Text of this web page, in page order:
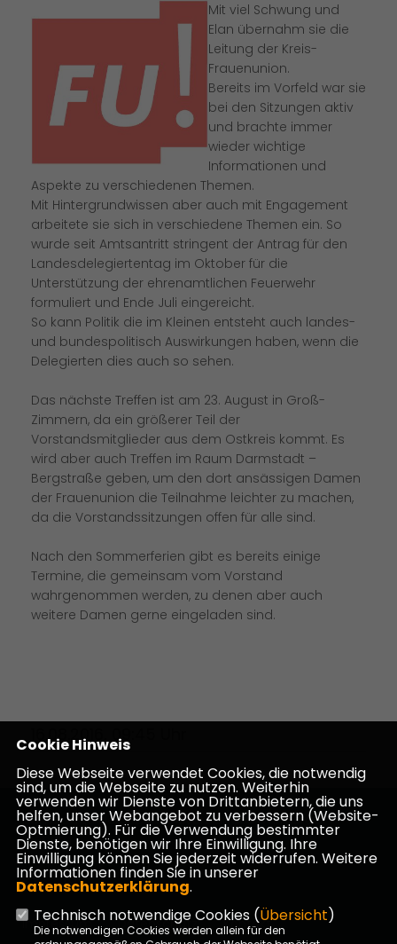
Mit viel Schwung und
Elan übernahm sie die
Leitung der Kreis-
Frauenunion.
Bereits im Vorfeld war sie
bei den Sitzungen aktiv
und brachte immer
wieder wichtige
Informationen und
Aspekte zu verschiedenen Themen.
Mit Hintergrundwissen aber auch mit Engagement
arbeitete sie sich in verschiedene Themen ein. So
wurde seit Amtsantritt stringent der Antrag für den
Landesdelegiertentag im Oktober für die
Unterstützung der ehrenamtlichen Feuerwehr
formuliert und Ende Juli eingereicht.
So kann Politik die im Kleinen entsteht auch landes-
und bundespolitisch Auswirkungen haben, wenn die
Delegierten dies auch so sehen.
Das nächste Treffen ist am 23. August in Groß-
Zimmern, da ein größerer Teil der
Vorstandsmitglieder aus dem Ostkreis kommt. Es
wird aber auch Treffen im Raum Darmstadt –
Bergstraße geben, um den dort ansässigen Damen
der Frauenunion die Teilnahme leichter zu machen,
da die Vorstandssitzungen offen für alle sind.
Nach den Sommerferien gibt es bereits einige
Termine, die gemeinsam vom Vorstand
wahrgenommen werden, zu denen aber auch
weitere Damen gerne eingeladen sind.
16.08.2016, 09:45 Uhr
Homepage des CDU Kreisverbandes Darmstadt-
Dieburg
Impressum Datenschutz Kontakt
Cookie Hinweis
Diese Webseite verwendet Cookies, die notwendig
sind, um die Webseite zu nutzen. Weiterhin
verwenden wir Dienste von Drittanbietern, die uns
helfen, unser Webangebot zu verbessern (Website-
Optmierung). Für die Verwendung bestimmter
Dienste, benötigen wir Ihre Einwilligung. Ihre
Einwilligung können Sie jederzeit widerrufen. Weitere
Informationen finden Sie in unserer
Datenschutzerklärung.
Technisch notwendige Cookies (Übersicht)
Die notwendigen Cookies werden allein für den